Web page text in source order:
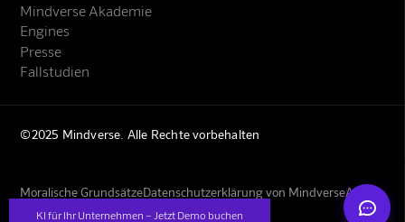
KI für Ihr Unternehmen – Jetzt Demo buchen
Online · KI-Assistent
Mindverse
Mindverse Akademie
Engines
Presse
Fallstudien
©2025 Mindverse. Alle Rechte vorbehalten
Moralische GrundsätzeDatenschutzerklärung von MindverseAGBs
Impressum